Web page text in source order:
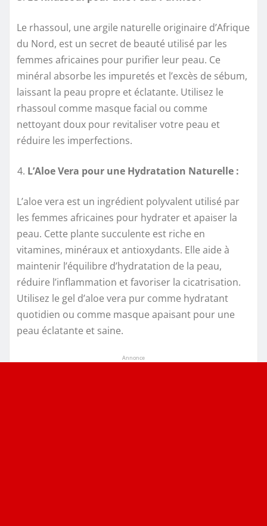
Le rhassoul, une argile naturelle originaire d’Afrique
du Nord, est un secret de beauté utilisé par les
femmes africaines pour purifier leur peau. Ce
minéral absorbe les impuretés et l’excès de sébum,
laissant la peau propre et éclatante. Utilisez le
rhassoul comme masque facial ou comme
nettoyant doux pour revitaliser votre peau et
réduire les imperfections.
L’Aloe Vera pour une Hydratation Naturelle :
L’aloe vera est un ingrédient polyvalent utilisé par
les femmes africaines pour hydrater et apaiser la
peau. Cette plante succulente est riche en
vitamines, minéraux et antioxydants. Elle aide à
maintenir l’équilibre d’hydratation de la peau,
réduire l’inflammation et favoriser la cicatrisation.
Utilisez le gel d’aloe vera pur comme hydratant
quotidien ou comme masque apaisant pour une
peau éclatante et saine.
Annonce